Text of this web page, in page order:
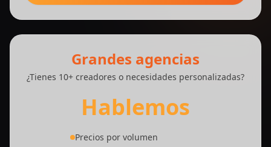
Grandes agencias
¿Tienes 10+ creadores o necesidades personalizadas?
Hablemos
Precios por volumen